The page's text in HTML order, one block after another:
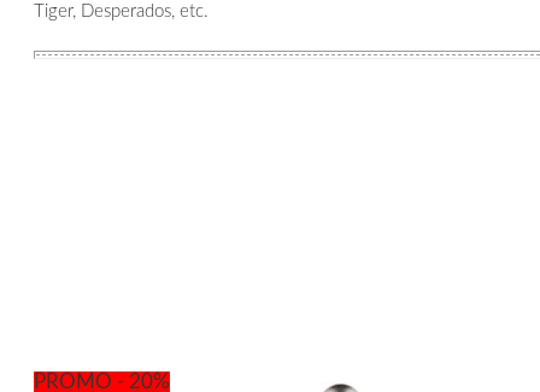
Tiger, Desperados, etc.
PROMO - 20%